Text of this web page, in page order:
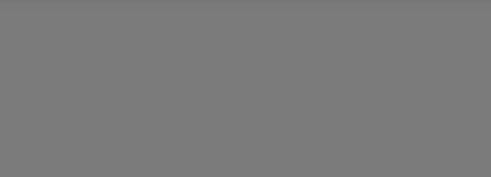
dans un cadre idyllique, alliant confort, sécurité et
obtenir plus d'informations sur cet appartement
THIONVILLE- 03.82.54.73.57